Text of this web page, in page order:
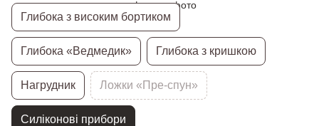
Глибока з високим бортиком
Глибока «Ведмедик» Глибока з кришкою
Нагрудник Ложки «Пре-спун»
Силіконові прибори